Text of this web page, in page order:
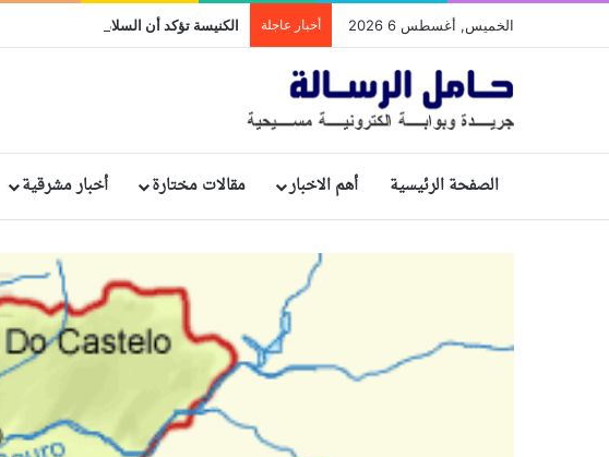
الخميس, أغسطس 6 2026 أخبار عاجلة
الصفحة الرئيسية أهم الاخبار مقالات مختارة أخبار مشرقية